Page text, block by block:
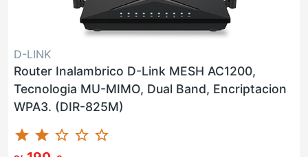
D-LINK
Router Inalambrico D-Link MESH AC1200,
Tecnologia MU-MIMO, Dual Band, Encriptacion
WPA3. (DIR-825M)
star star star_border star_border star_border